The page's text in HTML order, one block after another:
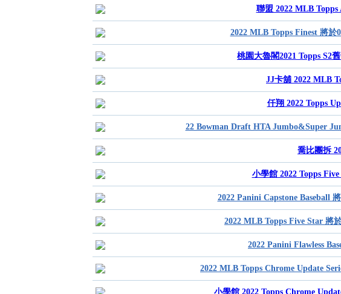
聯盟 2022 MLB
2022 MLB Topps Finest 將於
桃園大魯閣2021 Topps S2
JJ卡舖 2022 MLB
仟翔 2022 Topps
22 Bowman Draft HTA Jumbo&Super
喬比團拆
小學館 2022 Topps
2022 Panini Capstone Baseball
2022 MLB Topps Five Star 將
2022 Panini Flawless
2022 MLB Topps Chrome Update
小學館 2022 Topps Chrome